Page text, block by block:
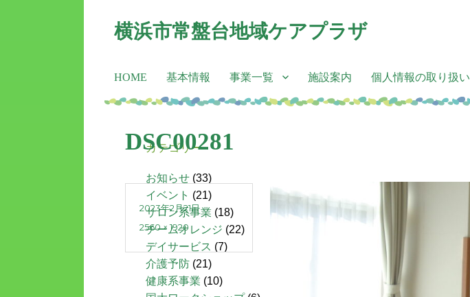
横浜市常盤台地域ケアプラザ
HOME 基本情報 事業一覧 施設案内 個人情報の取り扱い
DSC00281
2023年2月21日
2560 × 1920
カテゴリー
お知らせ (33)
イベント (21)
サロン系事業 (18)
チームオレンジ (22)
デイサービス (7)
介護予防 (21)
健康系事業 (10)